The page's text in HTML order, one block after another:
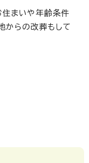
住まいや年齢条件
からの改葬もして